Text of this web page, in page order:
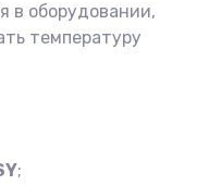
в оборудовании,
температуру
;